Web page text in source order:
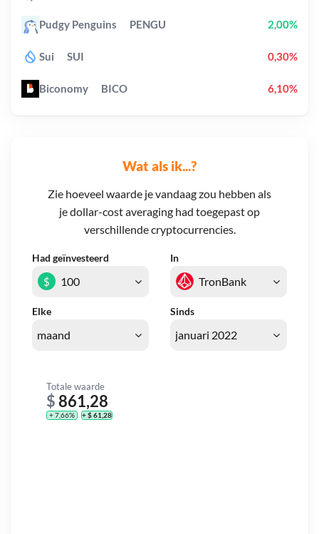
Wat als ik...?
Zie hoeveel waarde je vandaag zou hebben als
je dollar-cost averaging had toegepast op
verschillende cryptocurrencies.
Had geïnvesteerd In
Elke Sinds
$
Totale waarde
$ 861,28
+ 7,66% + $ 61,28
Pudgy Penguins PENGU 2,00%
Sui SUI 0,30%
Biconomy BICO 6,10%